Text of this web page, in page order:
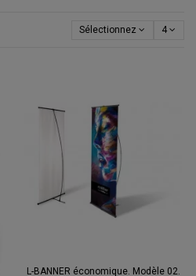
Sélectionnez 4
L-BANNER économique. Modèle 02.